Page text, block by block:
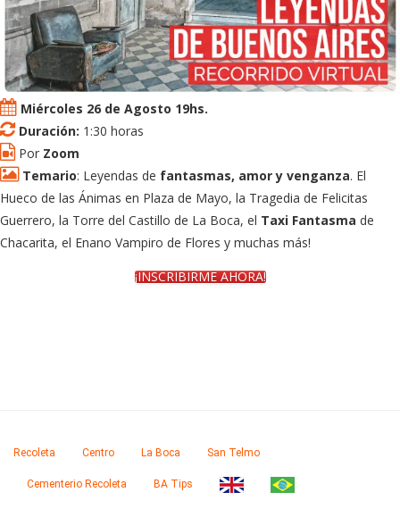
Miércoles 26 de Agosto 19hs.
Duración: 1:30 horas
Por Zoom
Temario: Leyendas de fantasmas, amor y venganza. El
Hueco de las Ánimas en Plaza de Mayo, la Tragedia de Felicitas
Guerrero, la Torre del Castillo de La Boca, el Taxi Fantasma de
Chacarita, el Enano Vampiro de Flores y muchas más!
¡INSCRIBIRME AHORA!
Recoleta Centro La Boca San Telmo
Cementerio Recoleta BA Tips